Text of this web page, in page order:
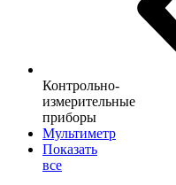
Контрольно-
измерительные
приборы
Мультиметр
Показать
все